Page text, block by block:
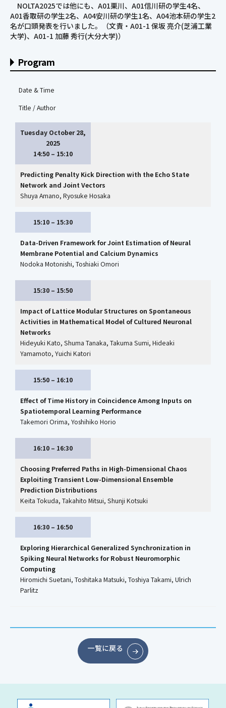
NOLTA2025では他にも、A01栗川、A01信川研の学生4名、
A01香取研の学生2名、A04安川研の学生1名、A04池本研の学生2
名が口頭発表を行いました。（文責・A01-1 保坂 亮介(芝浦工業
大学)、A01-1 加藤 秀行(大分大学)）
Program
Date & Time
Title / Author
Tuesday October 28,
2025
14:50 – 15:10
Predicting Penalty Kick Direction with the Echo State
Network and Joint Vectors
Shuya Amano, Ryosuke Hosaka
15:10 – 15:30
Data-Driven Framework for Joint Estimation of Neural
Membrane Potential and Calcium Dynamics
Nodoka Motonishi, Toshiaki Omori
15:30 – 15:50
Impact of Lattice Modular Structures on Spontaneous
Activities in Mathematical Model of Cultured Neuronal
Networks
Hideyuki Kato, Shuma Tanaka, Takuma Sumi, Hideaki
Yamamoto, Yuichi Katori
15:50 – 16:10
Effect of Time History in Coincidence Among Inputs on
Spatiotemporal Learning Performance
Takemori Orima, Yoshihiko Horio
16:10 – 16:30
Choosing Preferred Paths in High-Dimensional Chaos
Exploiting Transient Low-Dimensional Ensemble
Prediction Distributions
Keita Tokuda, Takahito Mitsui, Shunji Kotsuki
16:30 – 16:50
Exploring Hierarchical Generalized Synchronization in
Spiking Neural Networks for Robust Neuromorphic
Computing
Hiromichi Suetani, Toshitaka Matsuki, Toshiya Takami, Ulrich
Parlitz
一覧に戻る